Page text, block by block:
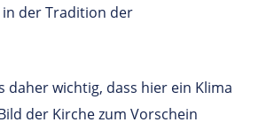
in der Tradition der
daher wichtig, dass hier ein Klima
der Kirche zum Vorschein